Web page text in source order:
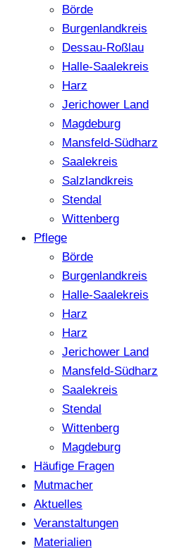
Börde
Burgenlandkreis
Dessau-Roßlau
Halle-Saalekreis
Harz
Jerichower Land
Magdeburg
Mansfeld-Südharz
Saalekreis
Salzlandkreis
Stendal
Wittenberg
Pflege
Börde
Burgenlandkreis
Halle-Saalekreis
Harz
Harz
Jerichower Land
Mansfeld-Südharz
Saalekreis
Stendal
Wittenberg
Magdeburg
Häufige Fragen
Mutmacher
Aktuelles
Veranstaltungen
Materialien